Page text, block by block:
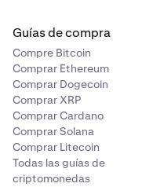
Guías de compra
Compre Bitcoin
Comprar Ethereum
Comprar Dogecoin
Comprar XRP
Comprar Cardano
Comprar Solana
Comprar Litecoin
Todas las guías de
criptomonedas